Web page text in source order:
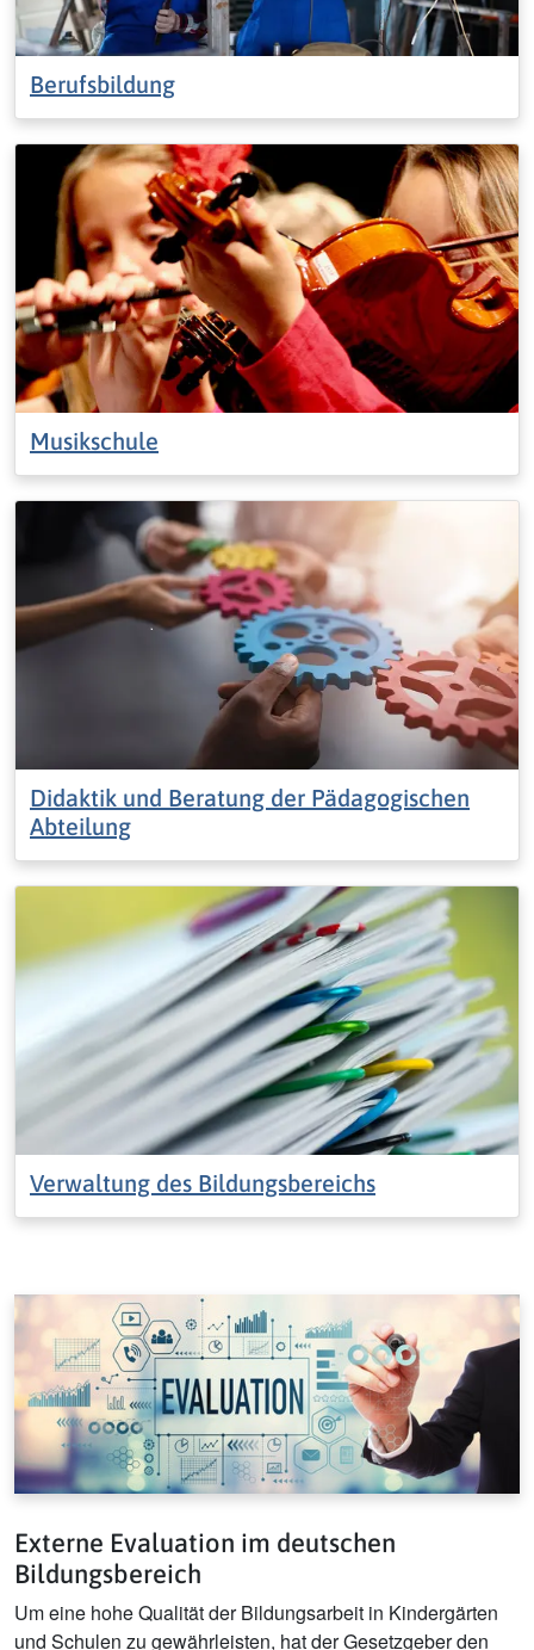
Berufsbildung
Musikschule
Didaktik und Beratung der Pädagogischen
Abteilung
Verwaltung des Bildungsbereichs
Externe Evaluation im deutschen
Bildungsbereich
Um eine hohe Qualität der Bildungsarbeit in Kindergärten
und Schulen zu gewährleisten, hat der Gesetzgeber den